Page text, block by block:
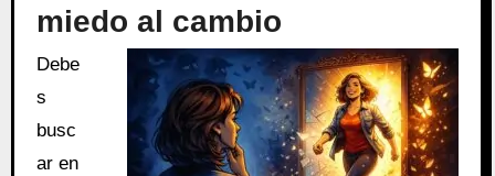
miedo al cambio
Debe
s
busc
ar en